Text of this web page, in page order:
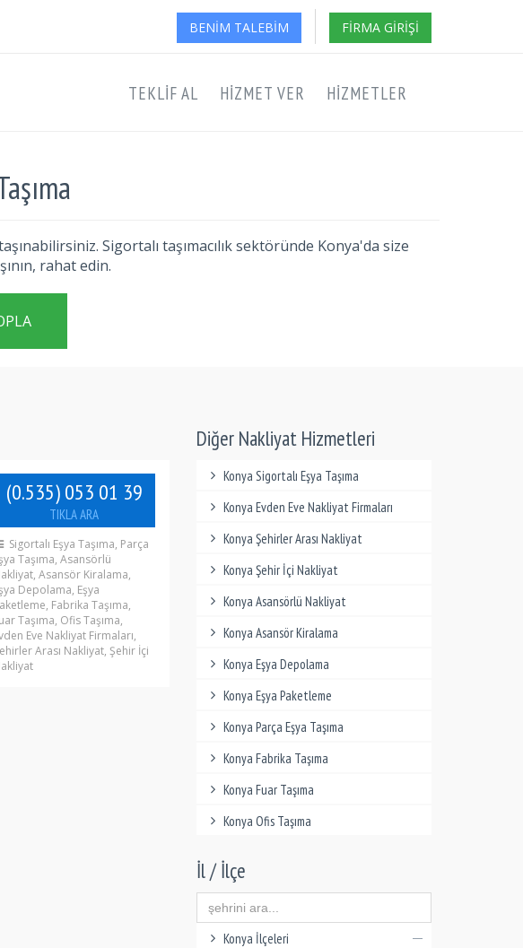
BENIM TALEBIM FIRMA GIRIŞI
TEKLIF AL HIZMET VER HIZMETLER
Sigortalı taşımacılık sektöründe Konya'da size
rahat edin.
(0.535) 053 01 39
TIKLA ARA
Sigortalı Eşya Taşıma, Parça
Taşıma, Asansörlü
Asansör Kiralama,
Depolama, Eşya
Fabrika Taşıma,
Taşıma, Ofis Taşıma,
Eve Nakliyat Firmaları,
Arası Nakliyat, Şehir İçi
Diğer Nakliyat Hizmetleri
Konya Sigortalı Eşya Taşıma
Konya Evden Eve Nakliyat Firmaları
Konya Şehirler Arası Nakliyat
Konya Şehir İçi Nakliyat
Konya Asansörlü Nakliyat
Konya Asansör Kiralama
Konya Eşya Depolama
Konya Eşya Paketleme
Konya Parça Eşya Taşıma
Konya Fabrika Taşıma
Konya Fuar Taşıma
Konya Ofis Taşıma
İl / İlçe
Konya İlçeleri